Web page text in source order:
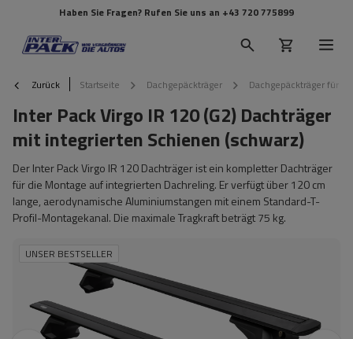
Haben Sie Fragen? Rufen Sie uns an +43 720 775899
Zurück Startseite Dachgepäckträger Dachgepäckträger für
Inter Pack Virgo IR 120 (G2) Dachträger
mit integrierten Schienen (schwarz)
Der Inter Pack Virgo IR 120 Dachträger ist ein kompletter Dachträger
für die Montage auf integrierten Dachreling. Er verfügt über 120 cm
lange, aerodynamische Aluminiumstangen mit einem Standard-T-
Profil-Montagekanal. Die maximale Tragkraft beträgt 75 kg.
UNSER BESTSELLER